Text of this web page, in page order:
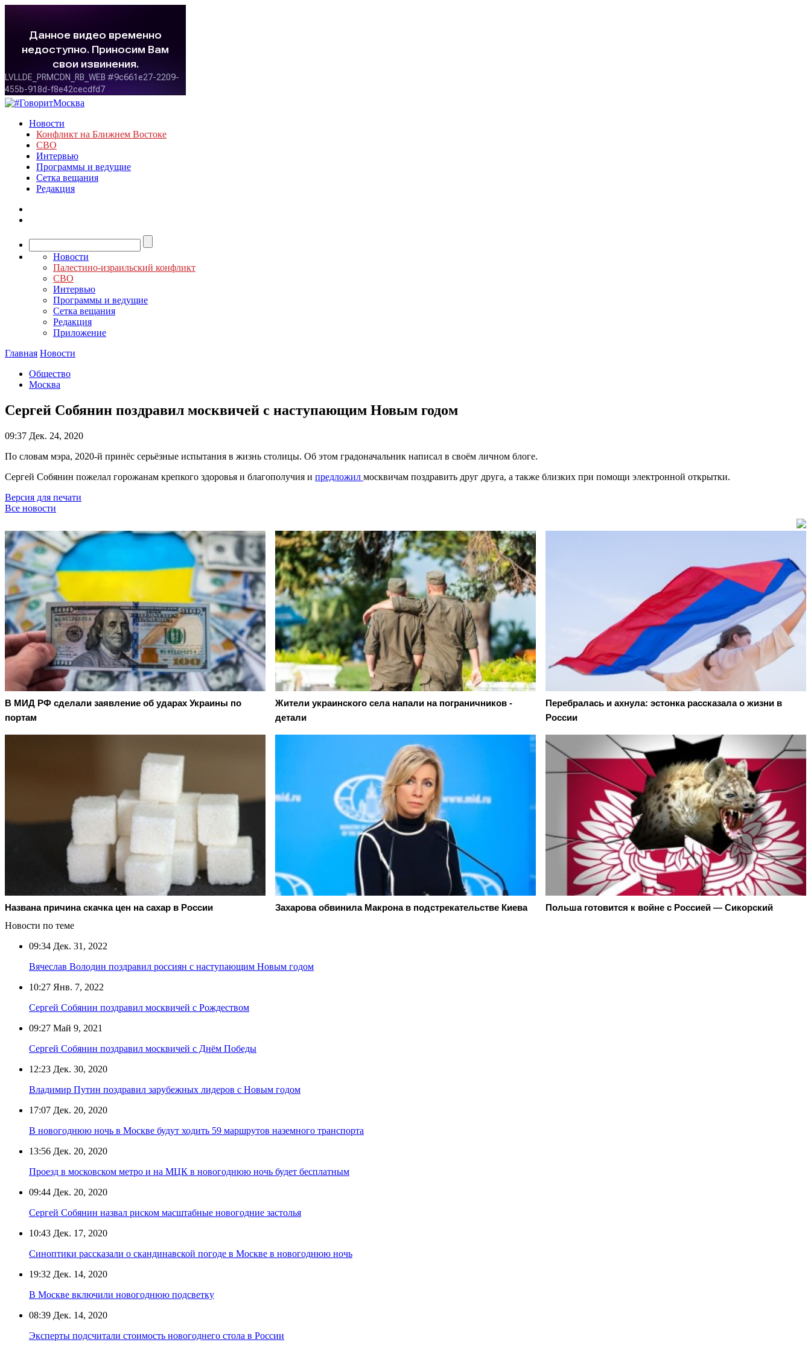
Новости
Конфликт на Ближнем Востоке
СВО
Интервью
Программы и ведущие
Сетка вещания
Редакция
Новости
Палестино-израильский конфликт
СВО
Интервью
Программы и ведущие
Сетка вещания
Редакция
Приложение
Главная Новости
Общество
Москва
Сергей Собянин поздравил москвичей с наступающим Новым годом
09:37 Дек. 24, 2020
По словам мэра, 2020-й принёс серьёзные испытания в жизнь столицы. Об этом градоначальник написал в своём личном блоге.
Сергей Собянин пожелал горожанам крепкого здоровья и благополучия и предложил москвичам поздравить друг друга, а также близких при помощи электронной открытки.
Версия для печати
Все новости
В МИД РФ сделали заявление об ударах Украины по
портам
Жители украинского села напали на пограничников -
детали
Перебралась и ахнула: эстонка рассказала о жизни в
России
Названа причина скачка цен на сахар в России Захарова обвинила Макрона в подстрекательстве Киева
Польша готовится к войне с Россией — Сикорский
Новости по теме
09:34 Дек. 31, 2022
Вячеслав Володин поздравил россиян с наступающим Новым годом
10:27 Янв. 7, 2022
Сергей Собянин поздравил москвичей с Рождеством
09:27 Май 9, 2021
Сергей Собянин поздравил москвичей с Днём Победы
12:23 Дек. 30, 2020
Владимир Путин поздравил зарубежных лидеров с Новым годом
17:07 Дек. 20, 2020
В новогоднюю ночь в Москве будут ходить 59 маршрутов наземного транспорта
13:56 Дек. 20, 2020
Проезд в московском метро и на МЦК в новогоднюю ночь будет бесплатным
09:44 Дек. 20, 2020
Сергей Собянин назвал риском масштабные новогодние застолья
10:43 Дек. 17, 2020
Синоптики рассказали о скандинавской погоде в Москве в новогоднюю ночь
19:32 Дек. 14, 2020
В Москве включили новогоднюю подсветку
08:39 Дек. 14, 2020
Эксперты подсчитали стоимость новогоднего стола в России